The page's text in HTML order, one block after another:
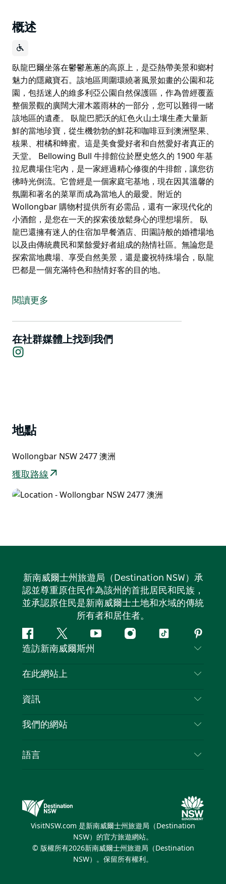
概述
臥龍巴爾坐落在鬱鬱蔥蔥的高原上，是亞熱帶美景和鄉村
魅力的隱藏寶石。該地區周圍環繞著風景如畫的公園和花
園，包括迷人的維多利亞公園自然保護區，作為曾經覆蓋
整個景觀的廣闊大灌木叢雨林的一部分，您可以難得一睹
該地區的遺產。 臥龍巴肥沃的紅色火山土壤生產大量新
鮮的當地珍寶，從生機勃勃的鮮花和咖啡豆到澳洲堅果、
核果、柑橘和蜂蜜。這是美食愛好者和自然愛好者真正的
天堂。 Bellowing Bull 牛排館位於歷史悠久的 1900 年基
拉尼農場住宅內，是一家經過精心修復的牛排館，讓您彷
彿時光倒流。它曾經是一個家庭宅基地，現在因其溫馨的
氛圍和著名的菜單而成為當地人的最愛。附近的
Wollongbar 購物村提供所有必需品，還有一家現代化的
小酒館，是您在一天的探索後放鬆身心的理想場所。 臥
龍巴還擁有迷人的住宿加早餐酒店、田園詩般的婚禮場地
以及由傳統農民和業餘愛好者組成的熱情社區。無論您是
探索當地農場、享受自然美景，還是慶祝特殊場合，臥龍
巴都是一個充滿特色和熱情好客的目的地。
魅力的隱藏寶石。該地區周圍環繞著風景如畫的公園和花
園，包括迷人的維多利亞公園自然保護區，作為曾經覆蓋
整個景觀的廣闊大灌木叢雨林的一部分，您可以難得一睹
該地區的遺產。
臥龍巴肥沃的紅色火山土壤生產大量新鮮的當地珍寶，從
著名的菜單而成為當地人的最愛。附近的 Wollongbar
在一天的探索後放鬆身心的理想場所。
臥龍巴還擁有迷人的住宿加早餐酒店、田園詩般的婚禮場
地以及由傳統農民和業餘愛好者組成的熱情社區。無論您
是探索當地農場、享受自然美景，還是慶祝特殊場合，臥
閱讀更多
在社群媒體上找到我們
地點
Wollongbar NSW 2477 澳洲
獲取路線
新南威爾士州旅遊局（Destination NSW）承
認並尊重原住民作為該州的首批居民和民族，
並承認原住民是新南威爾士土地和水域的傳統
所有者和居住者。
Facebook嘰
嘰
喳
Youtube Instagram
抖
造訪新南威爾斯州
聯絡我們
隱私
Cookie 通知
在此網站上
目的地
新南威爾士州公路旅行
活動
資訊
旅行資訊
新南威爾士州的商業
我們的網站
新南威爾士州旅遊局（Destination NSW）媒體中
繽紛雪梨燈光音樂節
語言
VisitNSW.com 是新南威爾士州旅遊局（Destination
NSW）的官方旅遊網站。
© 版權所有2026新南威爾士州旅遊局（Destination
NSW）。保留所有權利。